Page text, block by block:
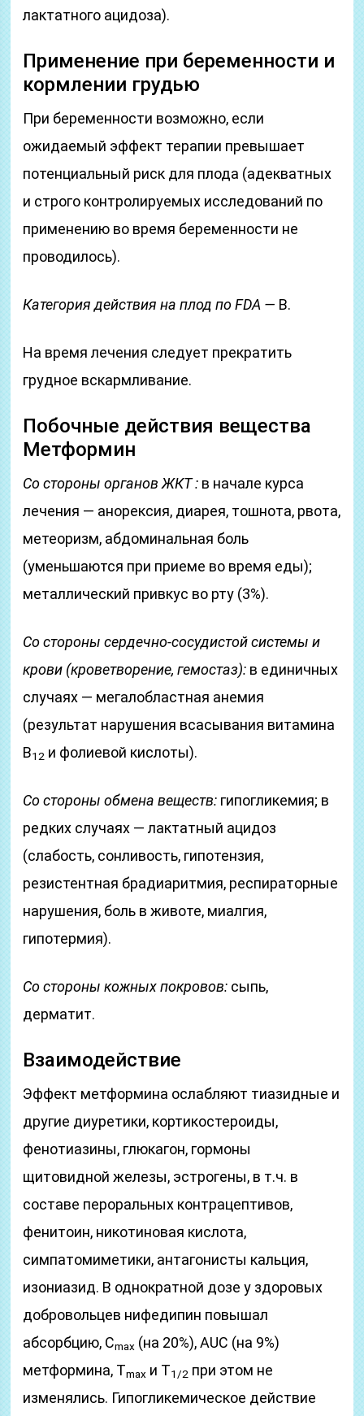
лактатного ацидоза).
Применение при беременности и
кормлении грудью
При беременности возможно, если
ожидаемый эффект терапии превышает
потенциальный риск для плода (адекватных
и строго контролируемых исследований по
применению во время беременности не
проводилось).
Категория действия на плод по FDA — B.
На время лечения следует прекратить
грудное вскармливание.
Побочные действия вещества
Метформин
Со стороны органов ЖКТ : в начале курса
лечения — анорексия, диарея, тошнота, рвота,
метеоризм, абдоминальная боль
(уменьшаются при приеме во время еды);
металлический привкус во рту (3%).
Со стороны сердечно-сосудистой системы и
крови (кроветворение, гемостаз): в единичных
случаях — мегалобластная анемия
(результат нарушения всасывания витамина
B12 и фолиевой кислоты).
Со стороны обмена веществ: гипогликемия; в
редких случаях — лактатный ацидоз
(слабость, сонливость, гипотензия,
резистентная брадиаритмия, респираторные
нарушения, боль в животе, миалгия,
гипотермия).
Со стороны кожных покровов: сыпь,
дерматит.
Взаимодействие
Эффект метформина ослабляют тиазидные и
другие диуретики, кортикостероиды,
фенотиазины, глюкагон, гормоны
щитовидной железы, эстрогены, в т.ч. в
составе пероральных контрацептивов,
фенитоин, никотиновая кислота,
симпатомиметики, антагонисты кальция,
изониазид. В однократной дозе у здоровых
добровольцев нифедипин повышал
абсорбцию, Cmax (на 20%), AUC (на 9%)
метформина, Tmax и T1/2 при этом не
изменялись. Гипогликемическое действие